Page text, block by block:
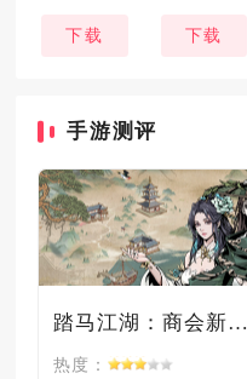
下载 下载
手游测评
踏马江湖：商会新玩法坑惨奸商，拼多多砍一砍洗脑夏安！
热度：